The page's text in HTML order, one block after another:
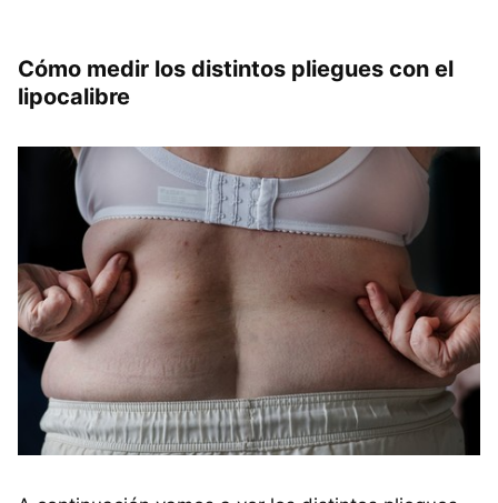
Cómo medir los distintos pliegues con el
lipocalibre